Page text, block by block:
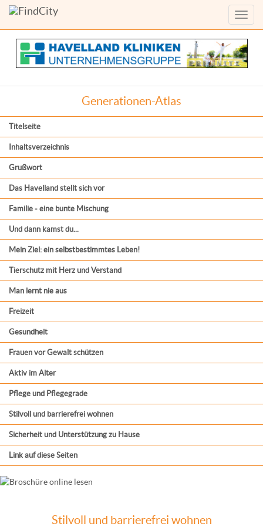
Menü
Generationen-Atlas
Titelseite
Inhaltsverzeichnis
Grußwort
Das Havelland stellt sich vor
Familie - eine bunte Mischung
Und dann kamst du...
Mein Ziel: ein selbstbestimmtes Leben!
Tierschutz mit Herz und Verstand
Man lernt nie aus
Freizeit
Gesundheit
Frauen vor Gewalt schützen
Aktiv im Alter
Pflege und Pflegegrade
Stilvoll und barrierefrei wohnen
Sicherheit und Unterstützung zu Hause
Link auf diese Seiten
Stilvoll und barrierefrei wohnen